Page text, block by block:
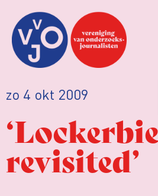
zo 4 okt 2009
revisited’